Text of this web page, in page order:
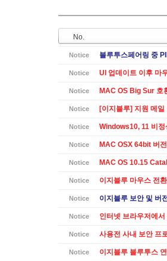
No.
Notice 블루투스페어링 중
Notice UI 업데이트 이후 마
Notice MAC OS Big Sur 호
Notice [이지블루] 지원 메일
Notice Windows10, 11 비정
Notice MAC OSX 64bit 버
Notice MAC OS 10.15
Notice 이지블루 마우스 전
Notice 이지블루 보안 및 버
Notice 인터넷 브라우저에
Notice 사용전 사내 보안 프
Notice 이지블루 블루투스